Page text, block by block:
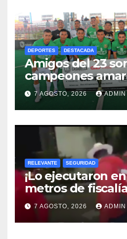
DEPORTES DESTACADA
Amigos del 23
campeones
“Perros Bravos”
7 AGOSTO, 2026 ADMIN
RELEVANTE SEGURIDAD
¡Lo ejecutaron
metros de
7 AGOSTO, 2026 ADMIN